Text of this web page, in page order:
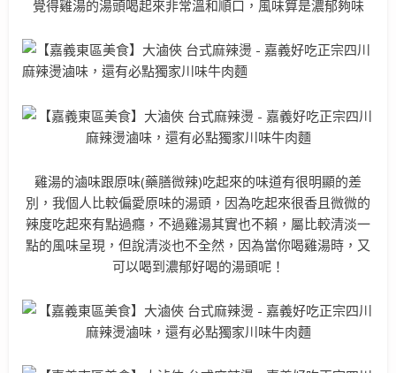
覺得雞湯的湯頭喝起來非常溫和順口，風味算是濃郁夠味
雞湯的滷味跟原味(藥膳微辣)吃起來的味道有很明顯的差
別，我個人比較偏愛原味的湯頭，因為吃起來很香且微微的
辣度吃起來有點過癮，不過雞湯其實也不賴，屬比較清淡一
點的風味呈現，但說清淡也不全然，因為當你喝雞湯時，又
可以喝到濃郁好喝的湯頭呢！